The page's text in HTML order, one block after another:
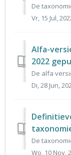
Vr, 15 Jul,
Alfa-
2022
Di, 28 Jun,
Wo, 10 Nov,